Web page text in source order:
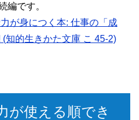
編です。
が身につく本: 仕事の「成
知的生きかた文庫 こ 45-2)
が使える順でき